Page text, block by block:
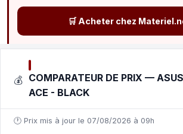
🛒 Acheter chez
💰 COMPARATEUR DE PRIX —
ACE - BLACK
🕐 Prix mis à jour le 07/08/2026 à 09h